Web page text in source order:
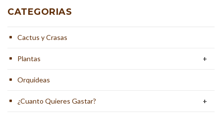
CATEGORIAS
Cactus y Crasas
Plantas +
Orquideas
¿Cuanto Quieres Gastar? +